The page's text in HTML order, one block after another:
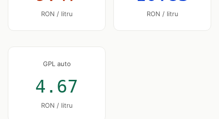
RON / litru RON / litru
GPL auto
4.67
RON / litru